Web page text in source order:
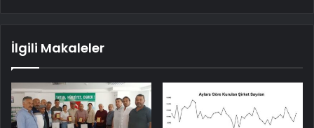
İlgili Makaleler